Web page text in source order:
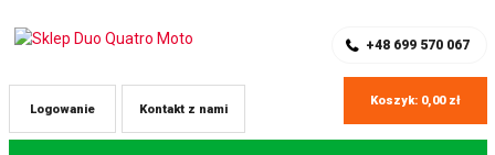
+48 699 570 067
Kontakt z nami
Logowanie
Koszyk: 0,00 zł